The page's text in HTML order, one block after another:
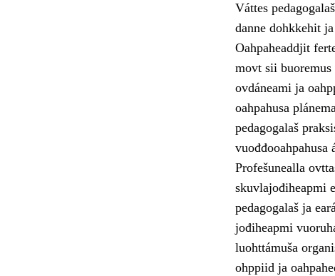
Váttes
danne dohkkehit
Oahpaheaddjit
movt sii
ovdáneami ja
oahpahusa
pedagogalaš
Profešunealla
skuvlajođiheapmi
pedagogalaš ja
jođiheapmi
luohttámuša
ohppiid ja